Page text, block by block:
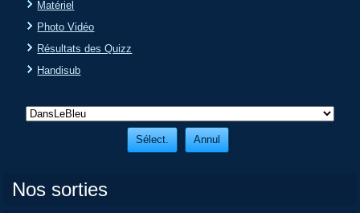
Matériel
Photo Vidéo
Résultats des Quizz
Handisub
Nos sorties